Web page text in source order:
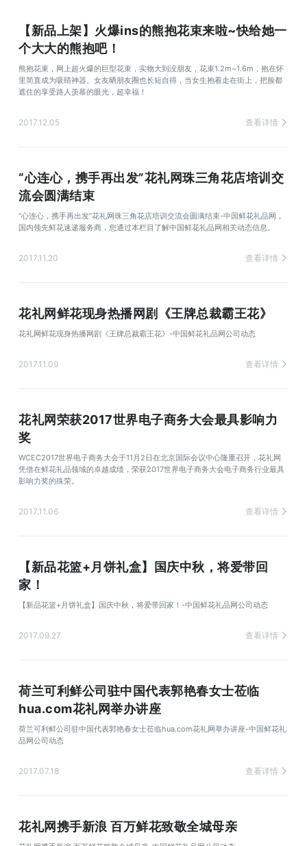
【新品上架】火爆ins的熊抱花束来啦~快给她一
个大大的熊抱吧！
熊抱花束，网上超火爆的巨型花束，实物大到没朋友，花束1.2m~1.6m，抱在怀
里简直成为吸睛神器。女友晒朋友圈也长短自得，当女生抱着走在街上，把脸都
遮住的享受路人羡慕的眼光，超幸福！
2017.12.05 查看详情
“心连心，携手再出发”花礼网珠三角花店培训交
流会圆满结束
“心连心，携手再出发”花礼网珠三角花店培训交流会圆满结束-中国鲜花礼品网，
国内领先鲜花速递服务商，您通过本栏目了解中国鲜花礼品网相关动态信息。
2017.11.20 查看详情
花礼网鲜花现身热播网剧《王牌总裁霸王花》
花礼网鲜花现身热播网剧《王牌总裁霸王花》-中国鲜花礼品网公司动态
2017.11.09 查看详情
花礼网荣获2017世界电子商务大会最具影响力
奖
WCEC2017世界电子商务大会于11月2日在北京国际会议中心隆重召开，花礼网
凭借在鲜花礼品领域的卓越成绩，荣获2017世界电子商务大会电子商务行业最具
影响力奖的殊荣。
2017.11.06 查看详情
【新品花篮+月饼礼盒】国庆中秋，将爱带回
家！
【新品花篮+月饼礼盒】国庆中秋，将爱带回家！-中国鲜花礼品网公司动态
2017.09.27 查看详情
荷兰可利鲜公司驻中国代表郭艳春女士莅临
hua.com花礼网举办讲座
荷兰可利鲜公司驻中国代表郭艳春女士莅临hua.com花礼网举办讲座-中国鲜花礼
品网公司动态
2017.07.18 查看详情
花礼网携手新浪 百万鲜花致敬全城母亲